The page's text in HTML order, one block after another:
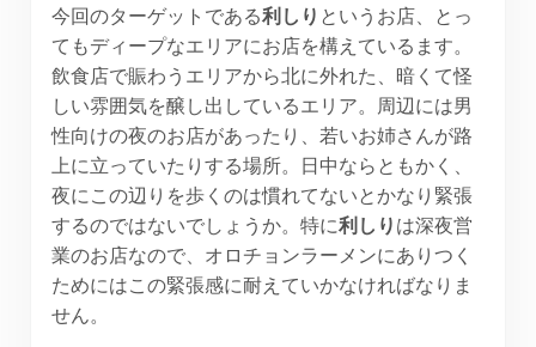
今回のターゲットである利しり というお店、とっ
てもディープなエリアにお店を構えているます。
飲食店で賑わうエリアから北に外れた、暗くて怪
しい雰囲気を醸し出しているエリア。周辺には男
性向けの夜のお店があったり、若いお姉さんが路
上に立っていたりする場所。日中ならともかく、
夜にこの辺りを歩くのは慣れてないとかなり緊張
するのではないでしょうか。特に利しりは深夜営
業のお店なので、オロチョンラーメンにありつく
ためにはこの緊張感に耐えていかなければなりま
せん。